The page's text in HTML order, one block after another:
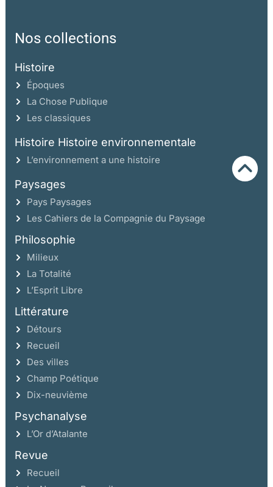
Nos collections
Histoire
Époques
La Chose Publique
Les classiques
Histoire Histoire environnementale
L’environnement a une histoire
Paysages
Pays Paysages
Les Cahiers de la Compagnie du Paysage
Philosophie
Milieux
La Totalité
L’Esprit Libre
Littérature
Détours
Recueil
Des villes
Champ Poétique
Dix-neuvième
Psychanalyse
L’Or d’Atalante
Revue
Recueil